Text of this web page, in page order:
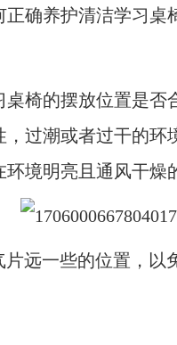
确养护清洁学习桌
的摆放位置是否
过潮或者过干的环
境明亮且通风干燥
一些的位置，以